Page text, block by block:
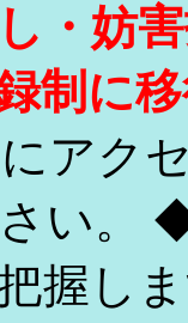
・妨
制に
にアク
い。
握し